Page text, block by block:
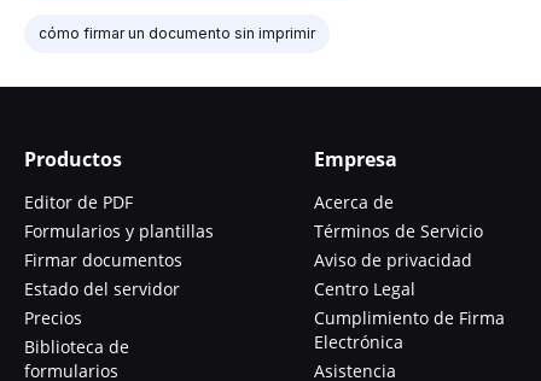
cómo firmar un documento sin imprimir
Productos
Editor de PDF
Formularios y plantillas
Firmar documentos
Estado del servidor
Precios
Biblioteca de
formularios
Empresa
Acerca de
Términos de Servicio
Aviso de privacidad
Centro Legal
Cumplimiento de Firma
Electrónica
Asistencia